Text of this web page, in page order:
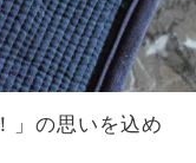
」の思いを込め